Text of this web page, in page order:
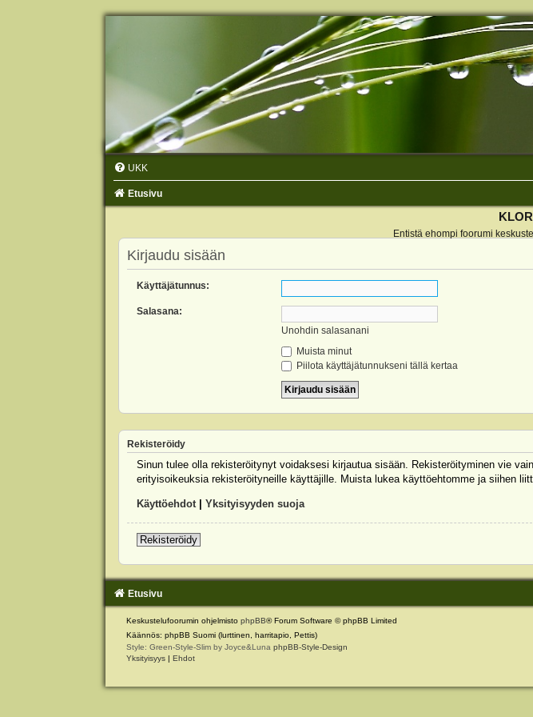
UKK
Etusivu
Entistä ehompi foorumi
Kirjaudu sisään
Käyttäjätunnus:
Salasana:
Unohdin salasanani
Muista minut
Piilota käyttäjätunnukseni tällä kertaa
Rekisteröidy
Sinun tulee olla rekisteröitynyt voidaksesi kirjautua sisään. Rekisteröityminen vie
erityisoikeuksia rekisteröityneille käyttäjille. Muista lukea käyttöehtomme ja siihen
Käyttöehdot| Yksityisyyden suoja
Rekisteröidy
Etusivu
Keskustelufoorumin ohjelmisto phpBB® Forum Software © phpBB Limited
Käännös: phpBB Suomi (lurttinen, harritapio, Pettis)
Style: Green-Style-Slim by Joyce&Luna phpBB-Style-Design
Yksityisyys | Ehdot